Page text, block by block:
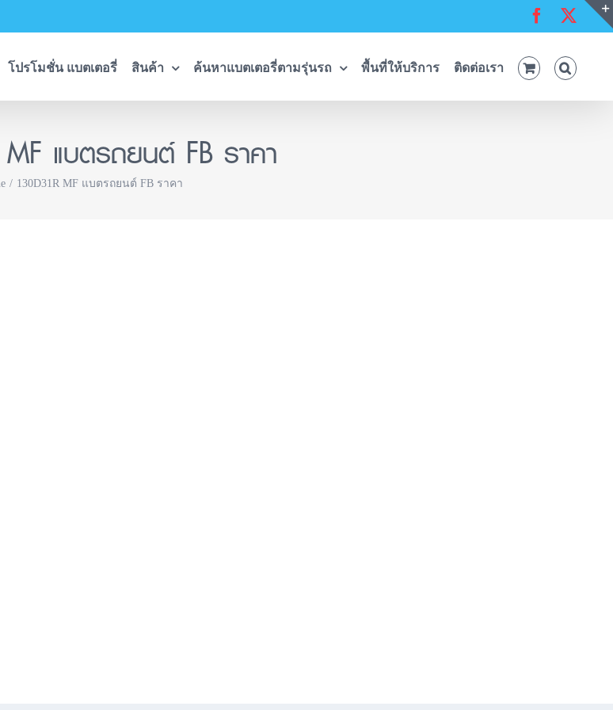
Facebook
โปรโมชั่น แบตเตอรี่ สินค้า ค้นหาแบตเตอรี่ตามรุ่นรถ พื้นที่ให้บริการ ติดต่อเรา
แบตรถยนต์ FB ราคา
130D31R MF แบตรถยนต์ FB ราคา